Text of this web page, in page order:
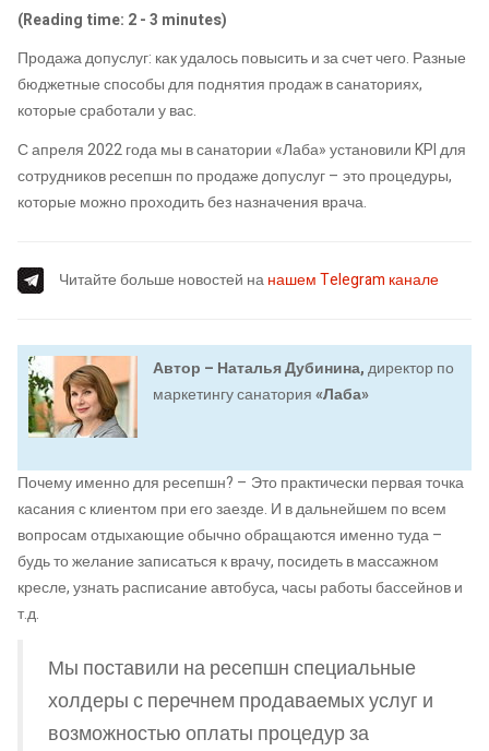
(Reading time: 2 - 3 minutes)
Продажа допуслуг: как удалось повысить и за счет чего. Разные
бюджетные способы для поднятия продаж в санаториях,
которые сработали у вас.
С апреля 2022 года мы в санатории «Лаба» установили KPI для
сотрудников ресепшн по продаже допуслуг – это процедуры,
которые можно проходить без назначения врача.
Читайте больше новостей нанашем Telegram канале
Автор – Наталья Дубинина,директор по
маркетингу санатория«Лаба»
Почему именно для ресепшн? – Это практически первая точка
касания с клиентом при его заезде. И в дальнейшем по всем
вопросам отдыхающие обычно обращаются именно туда –
будь то желание записаться к врачу, посидеть в массажном
кресле, узнать расписание автобуса, часы работы бассейнов и
т.д.
Мы поставили на ресепшн специальные
холдеры с перечнем продаваемых услуг и
возможностью оплаты процедур за